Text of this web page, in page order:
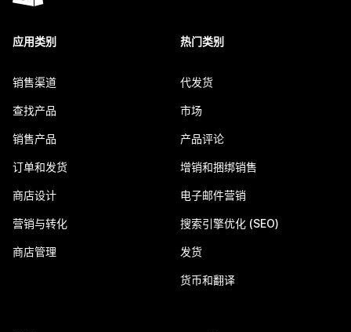
应用类别
销售渠道
查找产品
销售产品
订单和发货
商店设计
营销与转化
商店管理
热门类别
代发货
市场
产品评论
增销和捆绑销售
电子邮件营销
搜索引擎优化 (SEO)
发货
货币和翻译